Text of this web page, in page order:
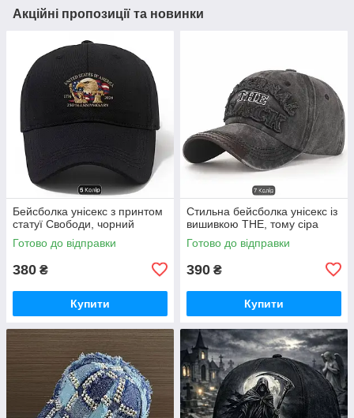
Акційні пропозиції та новинки
Бейсболка унісекс з принтом
статуї Свободи, чорний
Готово до відправки
380 ₴
Купити
Стильна бейсболка унісекс із
вишивкою THE, тому сіра
Готово до відправки
390 ₴
Купити